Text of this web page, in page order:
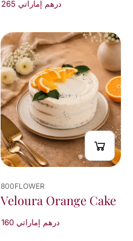
265 درهم إماراتي
800FLOWER
Veloura Orange Cake
160 درهم إماراتي